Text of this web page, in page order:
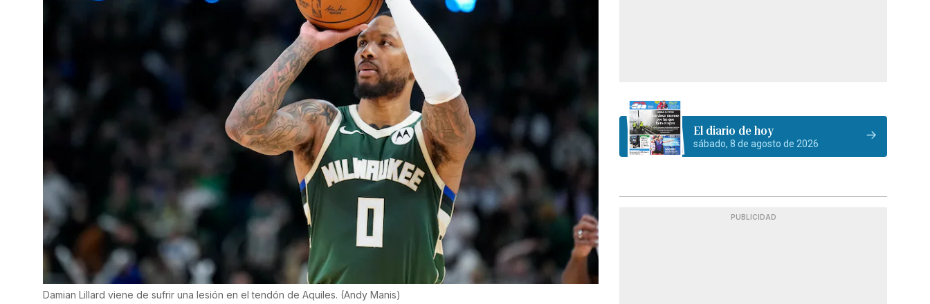
Damian Lillard viene de sufrir una lesión en el tendón de Aquiles. (Andy Manis)
El diario de hoy
sábado, 8 de agosto de 2026
PUBLICIDAD